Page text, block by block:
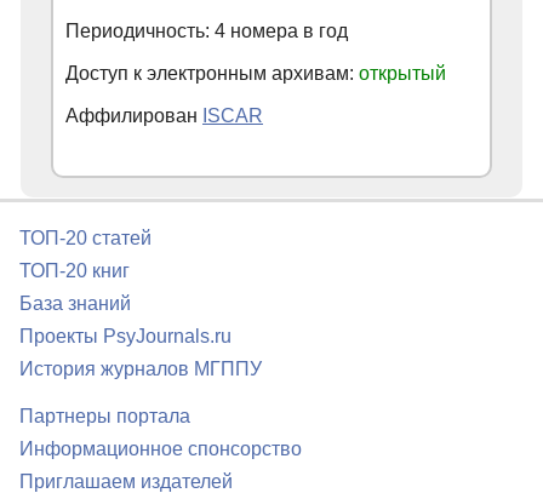
Периодичность: 4 номера в год
Доступ к электронным архивам: открытый
Аффилирован ISCAR
ТОП-20 статей
ТОП-20 книг
База знаний
Проекты PsyJournals.ru
История журналов МГППУ
Партнеры портала
Информационное спонсорство
Приглашаем издателей